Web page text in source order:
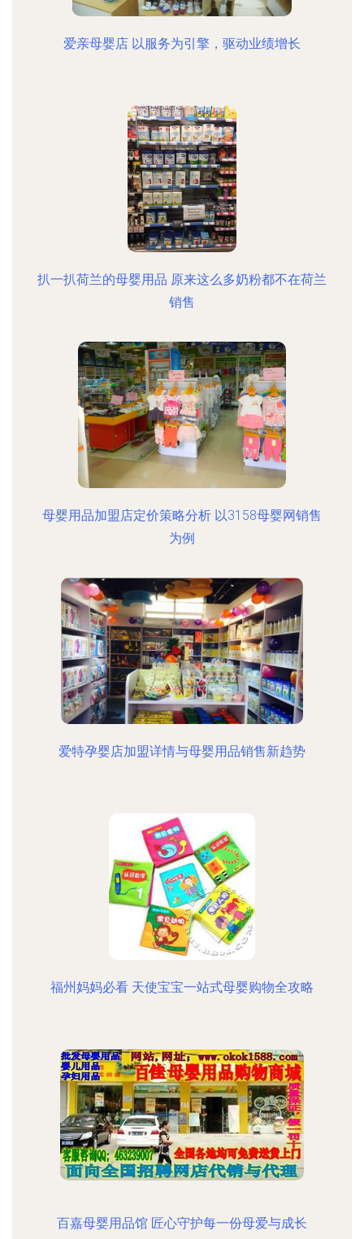
爱亲母婴店 以服务为引擎，驱动业绩增长
扒一扒荷兰的母婴用品 原来这么多奶粉都不在荷兰
销售
母婴用品加盟店定价策略分析 以3158母婴网销售
为例
爱特孕婴店加盟详情与母婴用品销售新趋势
福州妈妈必看 天使宝宝一站式母婴购物全攻略
百嘉母婴用品馆 匠心守护每一份母爱与成长